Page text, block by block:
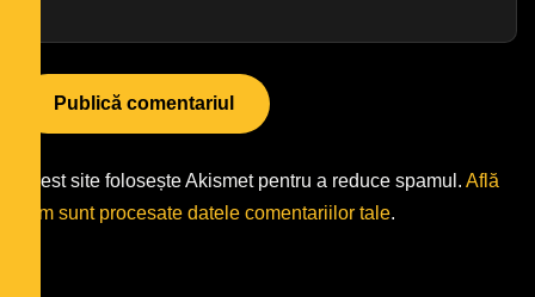
Acest site folosește Akismet pentru a reduce spamul. Află
cum sunt procesate datele comentariilor tale.